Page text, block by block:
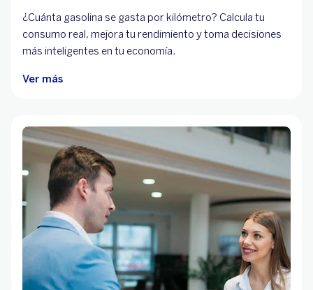
¿Cuánta gasolina se gasta por kilómetro? Calcula tu
consumo real, mejora tu rendimiento y toma decisiones
más inteligentes en tu economía.
Ver más